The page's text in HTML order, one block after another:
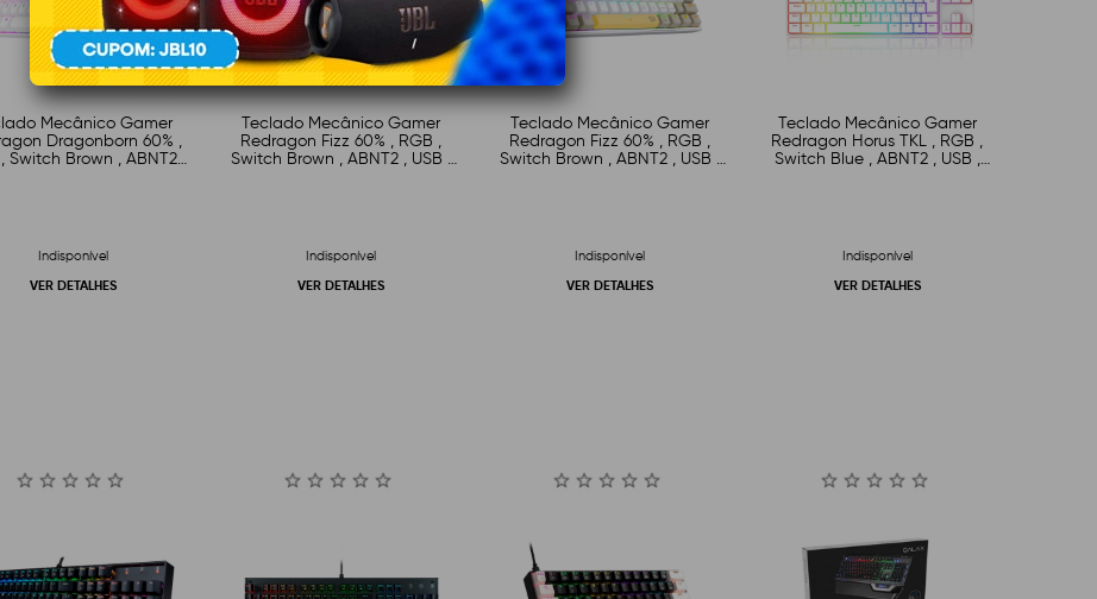
Mecânico Gamer
Dragonborn 60% ,
Switch Brown , ABNT2 ,
Indisponível
VER DETALHES
Teclado Mecânico Gamer
Redragon Fizz 60% , RGB ,
Switch Brown , ABNT2 , USB ,
Indisponível
VER DETALHES
Teclado Mecânico Gamer
Redragon Fizz 60% , RGB ,
Switch Brown , ABNT2 , USB ,
Indisponível
VER DETALHES
Teclado Mecânico Gamer
Redragon Horus TKL , RGB ,
Switch Blue , ABNT2 , USB ,
Indisponível
VER DETALHES